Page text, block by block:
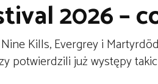
2026 –
Kills, Evergrey i
potwierdzili już występy